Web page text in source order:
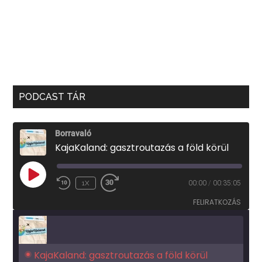
PODCAST TÁR
Borravaló
KajaKaland: gasztroutazás a föld körül
PLAY
EPISODE
1X 00:00 / 00:35:05
FELIRATKOZÁS
KajaKaland: gasztroutazás a föld körül